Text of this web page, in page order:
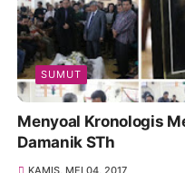
SUMUT
Menyoal Kronologis
Damanik STh
KAMIS, MEI 04, 2017